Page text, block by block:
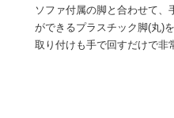
ソファ付属の脚と合わせて、
ができるプラスチック脚(丸)
取り付けも手で回すだけで